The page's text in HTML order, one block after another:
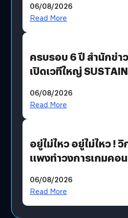
Revenue เร่งเครื่อง
06/08/2026
Read More
ครบรอบ 6 ปี สำนักข่า
เปิดเวทีใหญ่
แนวทางปรับตัวสู่เศรษ
06/08/2026
Read More
อยู่ไม่ไหว อยู่ไม่ไหว !
แพงทำวงการเกมคอ
?
06/08/2026
Read More